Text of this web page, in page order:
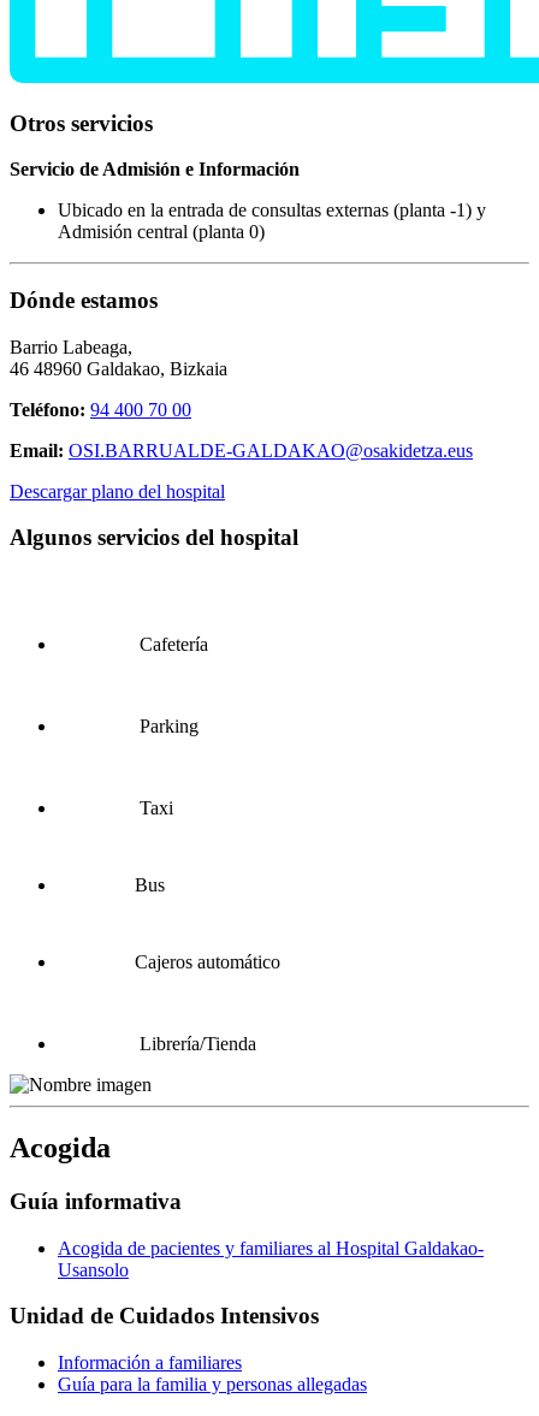
Otros servicios
Servicio de Admisión e Información
Ubicado en la entrada de consultas externas (planta -1) y
Admisión central (planta 0)
Dónde estamos
Barrio Labeaga,
46 48960 Galdakao, Bizkaia
Teléfono: 94 400 70 00
Email: OSI.BARRUALDE-GALDAKAO@osakidetza.eus
Descargar plano del hospital
Algunos servicios del hospital
Cafetería
Parking
Taxi
Bus
Cajeros automático
Librería/Tienda
Acogida
Guía informativa
Acogida de pacientes y familiares al Hospital Galdakao-
Usansolo
Unidad de Cuidados Intensivos
Información a familiares
Guía para la familia y personas allegadas